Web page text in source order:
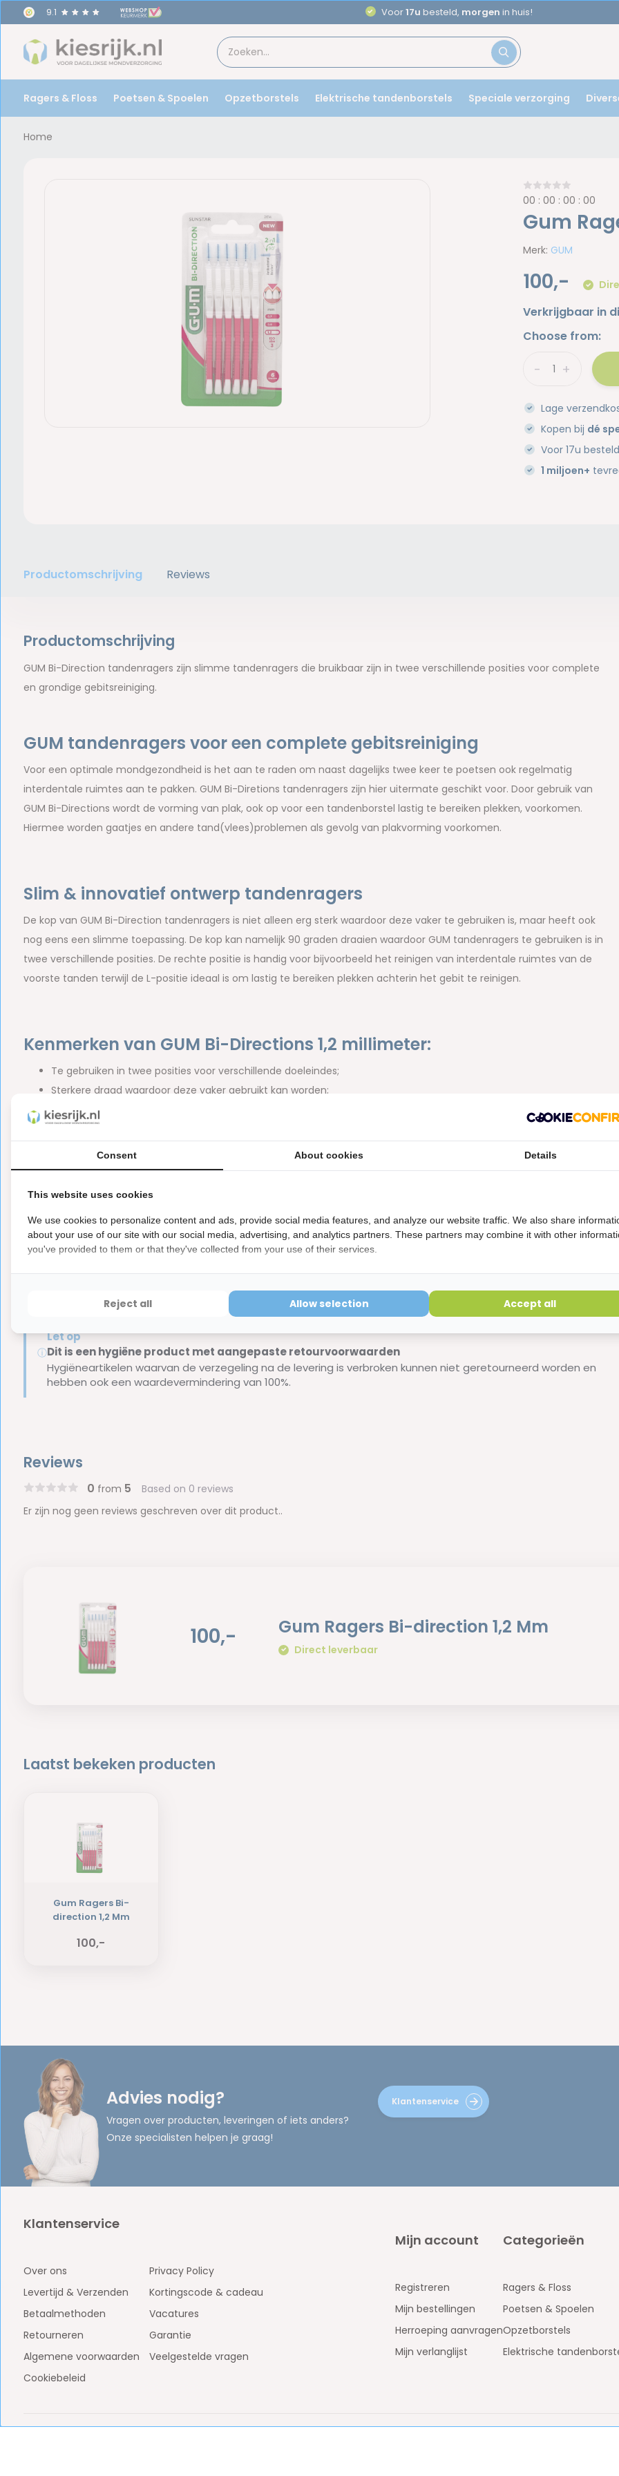
9.1 Aanbevolen doortandartsen
Ragers & Floss Poetsen & Spoelen Opzetborstels Elektrische tandenborstels Speciale verzorging
Home
00 :00 :00 :00
Gum
Merk: GUM
100,-
Verkrijgbaar in
Choose from:
+
-
Lage
Kopen bij dé
Voor 17u
1 miljoen+
Productomschrijving Reviews
Productomschrijving
GUM Bi-Direction tandenragers zijn slimme tandenragers die bruikbaar zijn in twee verschillende posities voor complete
en grondige gebitsreiniging.
GUM tandenragers voor een complete gebitsreiniging
Voor een optimale mondgezondheid is het aan te raden om naast dagelijks twee keer te poetsen ook regelmatig
interdentale ruimtes aan te pakken. GUM Bi-Diretions tandenragers zijn hier uitermate geschikt voor. Door gebruik van
GUM Bi-Directions wordt de vorming van plak, ook op voor een tandenborstel lastig te bereiken plekken, voorkomen.
Hiermee worden gaatjes en andere tand(vlees)problemen als gevolg van plakvorming voorkomen.
Slim & innovatief ontwerp tandenragers
De kop van GUM Bi-Direction tandenragers is niet alleen erg sterk waardoor deze vaker te gebruiken is, maar heeft ook
nog eens een slimme toepassing. De kop kan namelijk 90 graden draaien waardoor GUM tandenragers te gebruiken is in
twee verschillende posities. De rechte positie is handig voor bijvoorbeeld het reinigen van interdentale ruimtes van de
voorste tanden terwijl de L-positie ideaal is om lastig te bereiken plekken achterin het gebit te reinigen.
Kenmerken van GUM Bi-Directions 1,2 millimeter:
Te gebruiken in twee posities voor verschillende doeleindes;
Sterkere draad waardoor deze vaker gebruikt kan worden;
Handig, lang handvat;
Handig beschermkapje voor hygiënisch opbergen
Bedoeld voor grotere interdentale ruimtes
Inhoud van de verpakking:
ⓘ
Let op
Dit is een hygiëne product met aangepaste retourvoorwaarden
Hygiëneartikelen waarvan de verzegeling na de levering is verbroken kunnen niet geretourneerd worden en
hebben ook een waardevermindering van 100%.
Reviews
0 from 5 Based on 0 reviews
Er zijn nog geen reviews geschreven over dit product..
100,- Gum Ragers Bi-direction 1,2 Mm
Direct leverbaar
Laatst bekeken producten
Gum Ragers Bi-
direction 1,2 Mm
100,-
Advies nodig?
Vragen over producten, leveringen of iets anders?
Onze specialisten helpen je graag!
Klantenservice
Klantenservice
Over ons
Levertijd & Verzenden
Betaalmethoden
Retourneren
Algemene voorwaarden
Cookiebeleid
Privacy Policy
Kortingscode & cadeau
Vacatures
Garantie
Veelgestelde vragen
Mijn account
Registreren
Mijn bestellingen
Herroeping aanvragen
Mijn verlanglijst
Categorieën
Ragers & Floss
Poetsen & Spoelen
Opzetborstels
Elektrische
Consent About cookies Details
This website uses cookies
We use cookies to personalize content and ads, provide social media features, and analyze our website traffic. We also share
about your use of our site with our social media, advertising, and analytics partners. These partners may combine it with other
you've provided to them or that they've collected from your use of their services.
Reject all Allow selection Accept all